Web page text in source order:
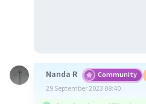
Nanda R Community
29 September 2023 08:40